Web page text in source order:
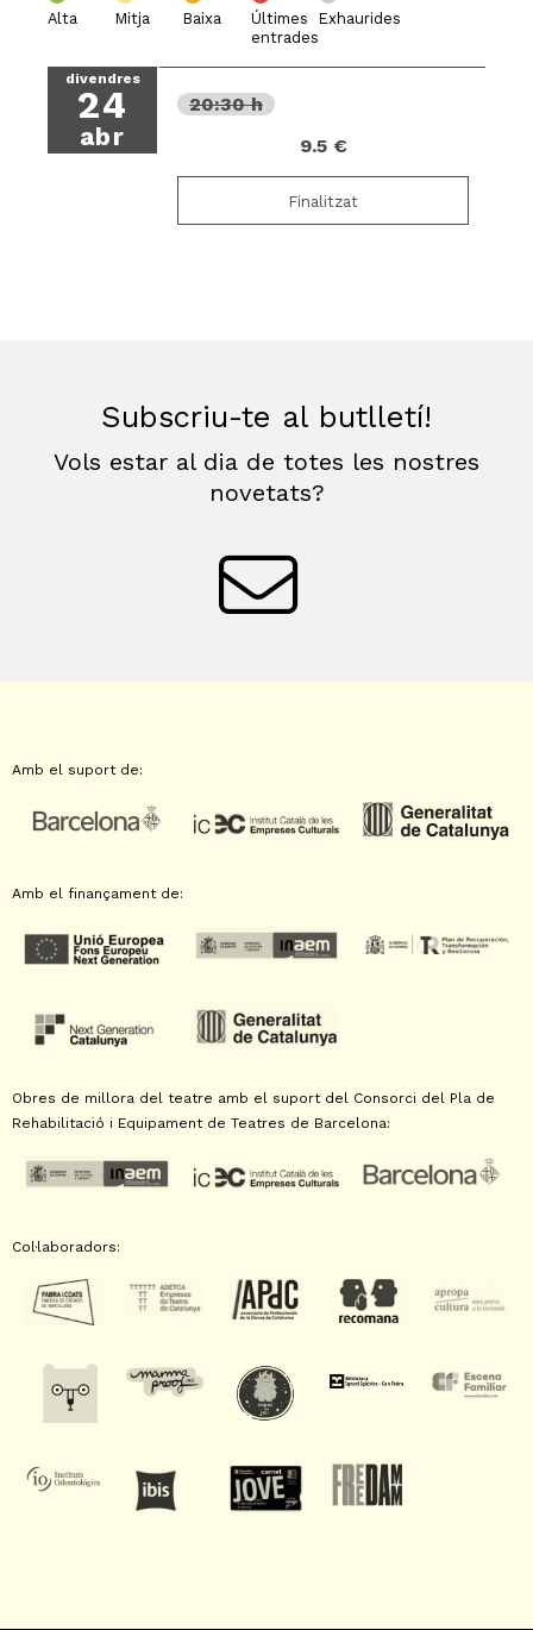
Alta Mitja Baixa
Últimes
entrades
Exhaurides
divendres
24
abr
20:30 h
9.5 €
Finalitzat
Subscriu-te al butlletí!
Vols estar al dia de totes les nostres
novetats?
Amb el suport de:
Amb el finançament de:
Obres de millora del teatre amb el suport del Consorci del Pla de
Rehabilitació i Equipament de Teatres de Barcelona:
Col·laboradors: